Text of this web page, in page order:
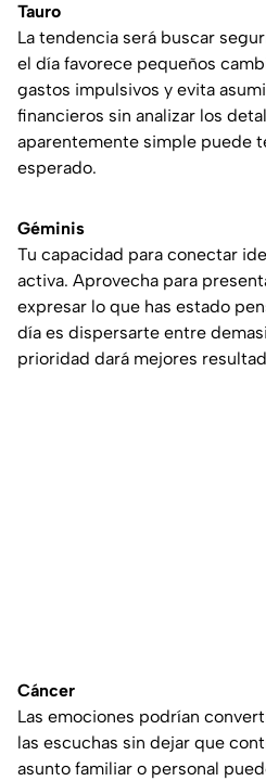
Tauro
La tendencia será buscar
el día favorece pequeños
gastos impulsivos y evita
financieros sin analizar los
aparentemente simple puede
esperado.
Géminis
Tu capacidad para conectar
activa. Aprovecha para
expresar lo que has estado
día es dispersarte entre
prioridad dará mejores
Cáncer
Las emociones podrían
las escuchas sin dejar que
asunto familiar o personal